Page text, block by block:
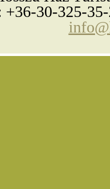
+36-30-325-